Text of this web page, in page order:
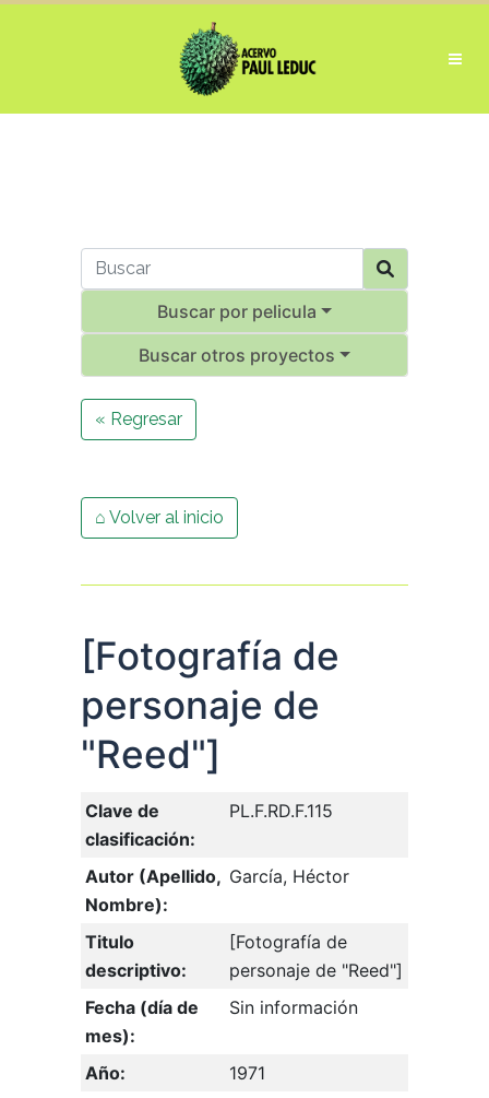
Buscar por pelicula
Buscar otros proyectos
« Regresar
⌂ Volver al inicio
[Fotografía de
personaje de
"Reed"]
Clave de
clasificación:
PL.F.RD.F.115
Autor (Apellido,
Nombre):
García, Héctor
Titulo
descriptivo:
[Fotografía de
personaje de "Reed"]
Fecha (día de
mes):
Sin información
Año:
1971